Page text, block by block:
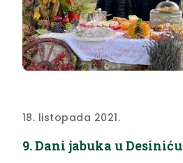
18. listopada 2021.
9. Dani jabuka u Desiniću